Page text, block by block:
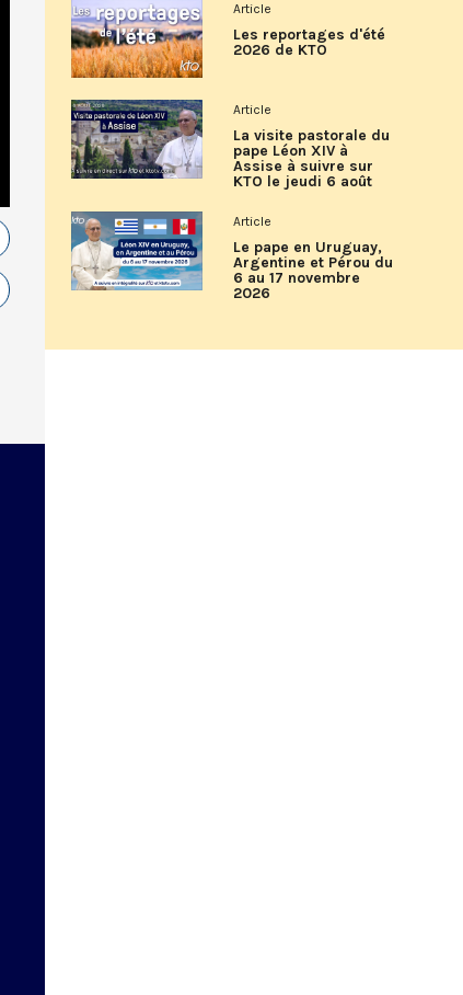
Article
Les reportages d'été
2026 de KTO
Article
La visite pastorale du
pape Léon XIV à
Assise à suivre sur
KTO le jeudi 6 août
Article
Le pape en Uruguay,
Argentine et Pérou du
6 au 17 novembre
2026